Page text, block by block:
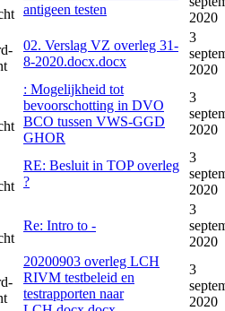
antigeen testen
2020
02. Verslag VZ overleg 31-
8-2020.docx.docx
3
2020
: Mogelijkheid tot
bevoorschotting in DVO
BCO tussen VWS-GGD
GHOR
3
2020
RE: Besluit in TOP overleg
?
3
2020
Re: Intro to -
3
2020
20200903 overleg LCH
RIVM testbeleid en
testrapporten naar
3
2020